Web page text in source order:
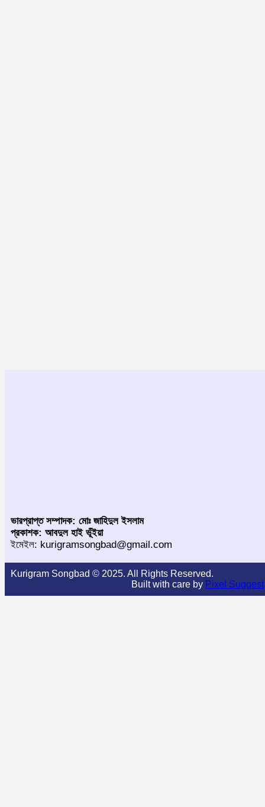
ভারপ্রাপ্ত সম্পাদক: মোঃ জাহিদুল ইসলাম
প্রকাশক: আবদুল হাই ভূঁইয়া
ইমেইল: kurigramsongbad@gmail.com
Kurigram Songbad © 2025. All Rights Reserved.
Built with care by Pixel Suggest